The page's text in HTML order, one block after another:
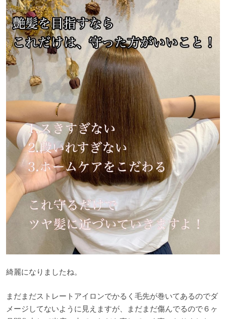
綺麗になりましたね。
まだまだストレートアイロンでかるく毛先が巻いてあるのでダ
メージしてないように見えますが、まだまだ傷んでるので６ヶ